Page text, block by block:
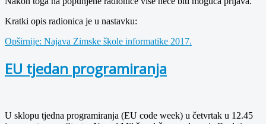
Kratki opis radionica je u nastavku:
Opširnije: Najava Zimske škole informatike 2017.
EU tjedan programiranja
U sklopu tjedna programiranja (EU code week) u četvrtak u 12.45